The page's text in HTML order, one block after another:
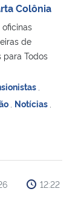
Colônia
de
Todos
Notícias
12:22